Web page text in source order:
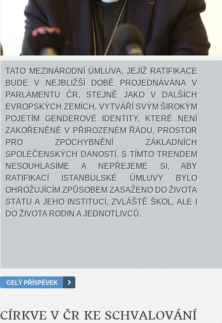
TATO MEZINÁRODNÍ ÚMLUVA, JEJÍŽ RATIFIKACE
BUDE V NEJBLIŽŠÍ DOBĚ PROJEDNÁVÁNA V
PARLAMENTU ČR, STEJNĚ JAKO V DALŠÍCH
EVROPSKÝCH ZEMÍCH, VYTVÁŘÍ SVÝM ŠIROKÝM
POJETÍM GENDEROVÉ IDENTITY, KTERÉ NENÍ
ZAKOŘENĚNÉ V PŘIROZENÉM ŘÁDU, PROSTOR
PRO ZPOCHYBNĚNÍ ZÁKLADNÍCH
SPOLEČENSKÝCH DANOSTÍ. S TÍMTO TRENDEM
NESOUHLASÍME A NEPŘEJEME SI, ABY
RATIFIKACÍ ISTANBULSKÉ ÚMLUVY BYLO
OHROŽUJÍCÍM ZPŮSOBEM ZASAŽENO DO ŽIVOTA
STÁTU A JEHO INSTITUCÍ, ZVLÁŠTĚ ŠKOL, ALE I
DO ŽIVOTA RODIN A JEDNOTLIVCŮ.
CELÝ PŘÍSPĚVEK
CÍRKVE V ČR KE SCHVALOVÁNÍ